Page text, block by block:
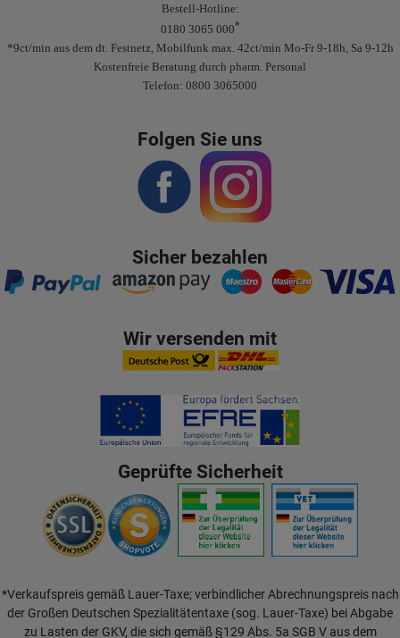
Bestell-Hotline:
0180 3065 000*
*9ct/min aus dem dt. Festnetz, Mobilfunk max. 42ct/min Mo-Fr 9-18h, Sa 9-12h
Kostenfreie Beratung durch pharm. Personal
Telefon: 0800 3065000
Folgen Sie uns
Sicher bezahlen
Wir versenden mit
Geprüfte Sicherheit
*Verkaufspreis gemäß Lauer-Taxe; verbindlicher Abrechnungspreis nach
der Großen Deutschen Spezialitätentaxe (sog. Lauer-Taxe) bei Abgabe
zu Lasten der GKV, die sich gemäß §129 Abs. 5a SGB V aus dem